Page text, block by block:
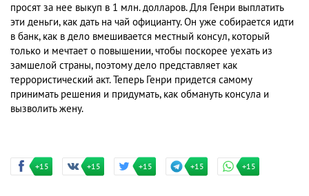
просят за нее выкуп в 1 млн. долларов. Для Генри выплатить
эти деньги, как дать на чай официанту. Он уже собирается идти
в банк, как в дело вмешивается местный консул, который
только и мечтает о повышении, чтобы поскорее уехать из
замшелой страны, поэтому дело представляет как
террористический акт. Теперь Генри придется самому
принимать решения и придумать, как обмануть консула и
вызволить жену.
+15 +15 +15 +15 +15